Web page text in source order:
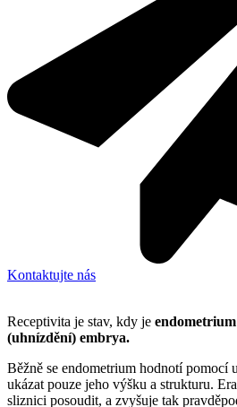
Kontaktujte nás
Receptivita je stav, kdy je
(uhnízdění) embrya.
Běžně se endometrium hodnotí pomocí
ukázat pouze jeho výšku a strukturu.
sliznici posoudit, a zvyšuje tak